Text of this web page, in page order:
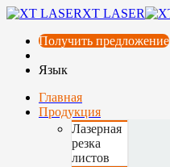
XT LASER
Получить предложение
Язык
Главная
Продукция
Лазерная
резка
листов